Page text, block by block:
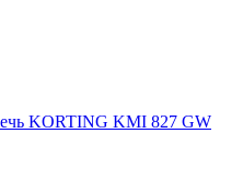
KORTING KMI 827 GW